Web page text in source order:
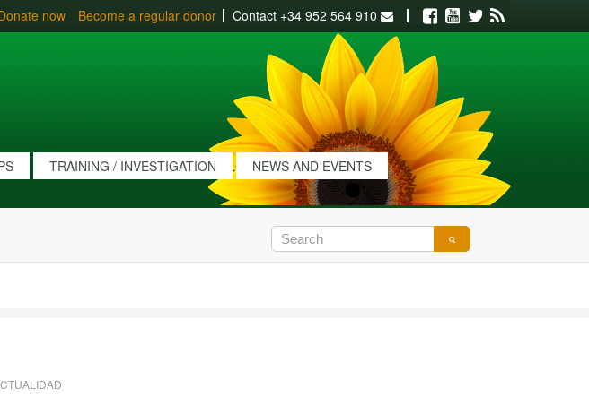
now Become a regular donor Contact +34 952 564 910 Facebook
Youtube
Twitter
TRAINING / INVESTIGATION
NEWS AND EVENTS